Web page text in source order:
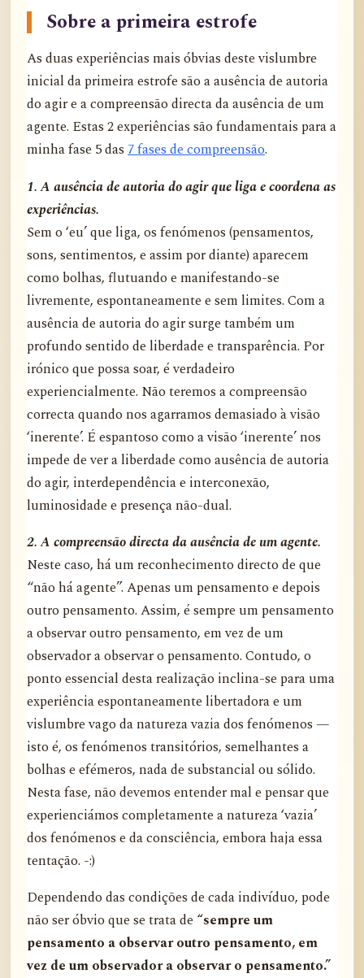
Sobre a primeira estrofe
As duas experiências mais óbvias deste vislumbre
inicial da primeira estrofe são a ausência de autoria
do agir e a compreensão directa da ausência de um
agente. Estas 2 experiências são fundamentais para a
minha fase 5 das7 fases de compreensão.
1. A ausência de autoria do agir que liga e coordena as
experiências.
Sem o ‘eu’ que liga, os fenómenos (pensamentos,
sons, sentimentos, e assim por diante) aparecem
como bolhas, flutuando e manifestando-se
livremente, espontaneamente e sem limites. Com a
ausência de autoria do agir surge também um
profundo sentido de liberdade e transparência. Por
irónico que possa soar, é verdadeiro
experiencialmente. Não teremos a compreensão
correcta quando nos agarramos demasiado à visão
‘inerente’. É espantoso como a visão ‘inerente’ nos
impede de ver a liberdade como ausência de autoria
do agir, interdependência e interconexão,
luminosidade e presença não-dual.
2. A compreensão directa da ausência de um agente.
Neste caso, há um reconhecimento directo de que
“não há agente”. Apenas um pensamento e depois
outro pensamento. Assim, é sempre um pensamento
a observar outro pensamento, em vez de um
observador a observar o pensamento. Contudo, o
ponto essencial desta realização inclina-se para uma
experiência espontaneamente libertadora e um
vislumbre vago da natureza vazia dos fenómenos —
isto é, os fenómenos transitórios, semelhantes a
bolhas e efémeros, nada de substancial ou sólido.
Nesta fase, não devemos entender mal e pensar que
experienciámos completamente a natureza ‘vazia’
dos fenómenos e da consciência, embora haja essa
tentação. -:)
Dependendo das condições de cada indivíduo, pode
não ser óbvio que se trata de “sempre um
pensamento a observar outro pensamento, em
vez de um observador a observar o pensamento.”